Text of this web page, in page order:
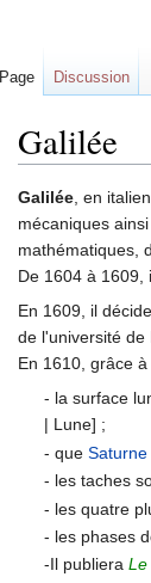
Galilée
Galilée, en
mécaniques
mathématiques,
De 1604 à 1609,
En 1609, il
de l'université de
En 1610, grâce
- la surface
| Lune] ;
- queSaturne
- les taches
- les quatre
- les phases
-Il publieraLe
Page Discussion